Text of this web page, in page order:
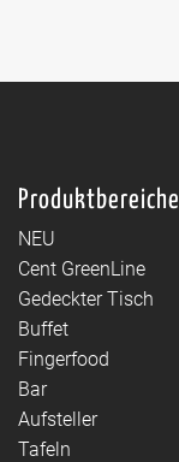
Produktbereiche
NEU
Cent GreenLine
Gedeckter Tisch
Buffet
Fingerfood
Bar
Aufsteller
Tafeln